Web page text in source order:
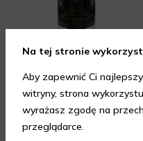
MAN MADE
18.21 Noble Oud Spirits
Perfumy dla mężczyzn
Na tej stronie
Aby zapewnić Ci
witryny, strona
wyrażasz zgodę na
przeglądarce.